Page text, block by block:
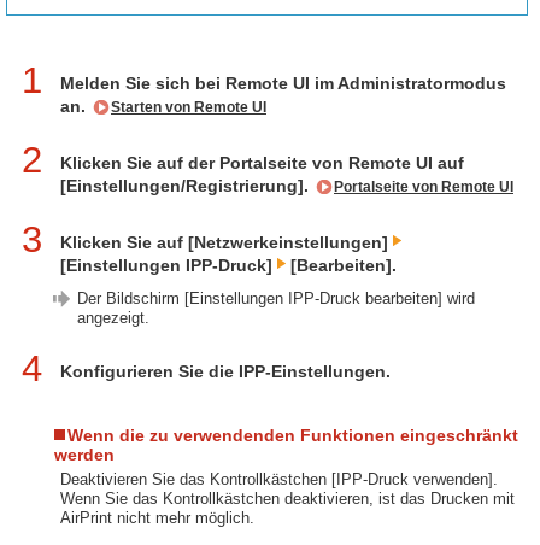
1
Melden Sie sich bei Remote UI im Administratormodus
an.
Starten von Remote UI
2
Klicken Sie auf der Portalseite von Remote UI auf
[Einstellungen/Registrierung].
Portalseite von Remote UI
3
Klicken Sie auf [Netzwerkeinstellungen]
[Einstellungen IPP-Druck]
[Bearbeiten].
Der Bildschirm [Einstellungen IPP-Druck bearbeiten] wird
angezeigt.
4 Konfigurieren Sie die IPP-Einstellungen.
Wenn die zu verwendenden Funktionen eingeschränkt
werden
Deaktivieren Sie das Kontrollkästchen [IPP-Druck verwenden].
Wenn Sie das Kontrollkästchen deaktivieren, ist das Drucken mit
AirPrint nicht mehr möglich.